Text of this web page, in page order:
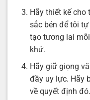
Hãy thiết kế
sắc bén để tôi
tạo tương lai
khứ.
Hãy giữ giọng
đầy uy lực. Hãy
về quyết định